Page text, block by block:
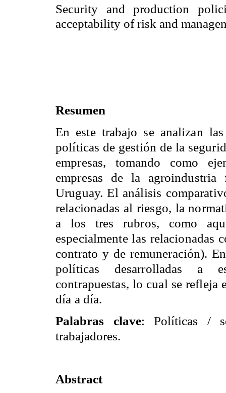
Security and production
acceptability of risk and
Resumen
En este trabajo se analizan
políticas de gestión de la
empresas, tomando como
empresas de la
Uruguay. El análisis
relacionadas al riesgo, la
a los tres rubros, como
especialmente las relacionadas
contrato y de remuneración).
políticas desarrolladas a
contrapuestas, lo cual se refleja
día a día.
Palabras clave: Políticas /
trabajadores.
Abstract